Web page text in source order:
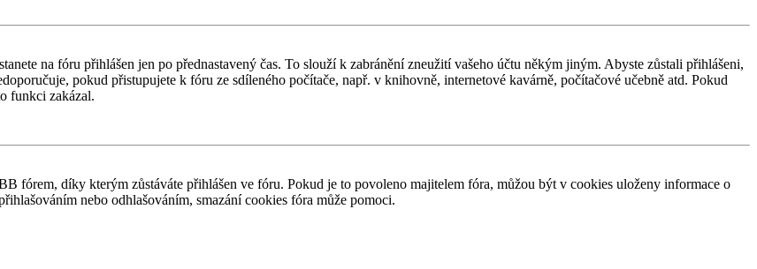
na fóru přihlášen jen po přednastavený čas. To slouží k zabránění zneužití vašeho účtu někým jiným. Abyste zůstali přihlášeni,
pokud přistupujete k fóru ze sdíleného počítače, např. v knihovně, internetové kavárně, počítačové učebně atd. Pokud
funkci zakázal.
fórem, díky kterým zůstáváte přihlášen ve fóru. Pokud je to povoleno majitelem fóra, můžou být v cookies uloženy informace o
nebo odhlašováním, smazání cookies fóra může pomoci.